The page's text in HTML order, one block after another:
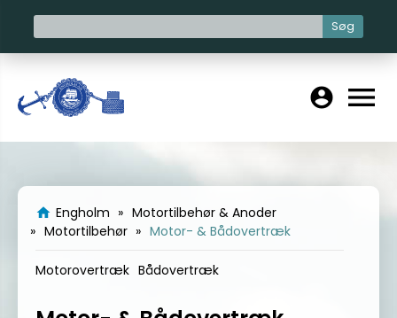
Søg
account_circle menu
home Engholm
Motortilbehør & Anoder
Motortilbehør
Motor- & Bådovertræk
Motorovertræk Bådovertræk